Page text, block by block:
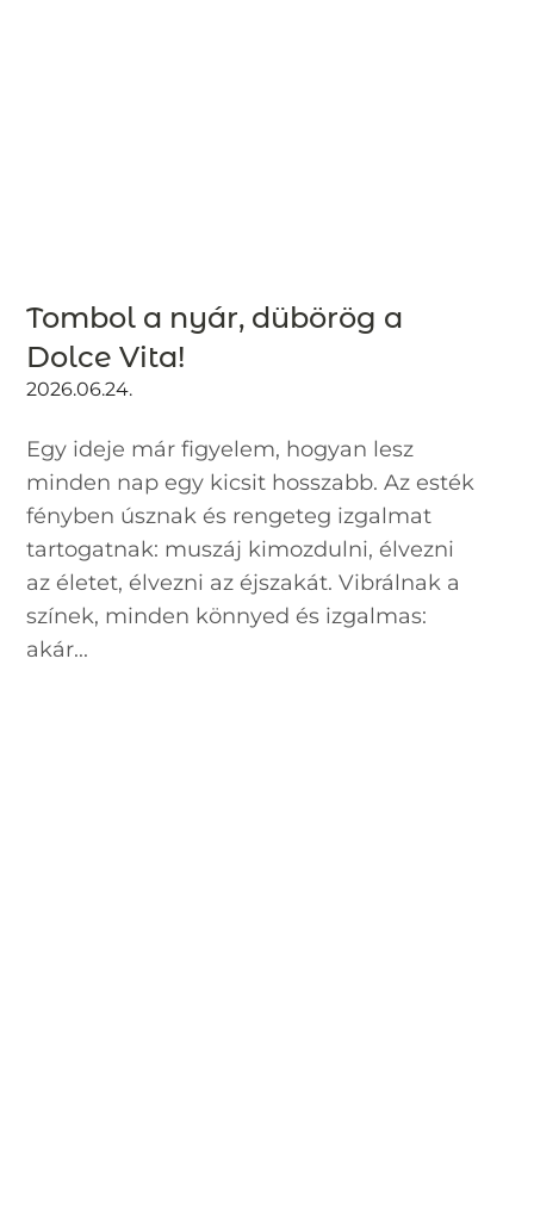
Tombol a nyár, dübörög a
Dolce Vita!
2026.06.24.
Egy ideje már figyelem, hogyan lesz
minden nap egy kicsit hosszabb. Az esték
fényben úsznak és rengeteg izgalmat
tartogatnak: muszáj kimozdulni, élvezni
az életet, élvezni az éjszakát. Vibrálnak a
színek, minden könnyed és izgalmas:
akár...